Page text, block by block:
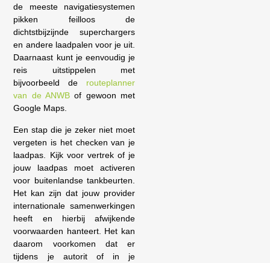
de meeste navigatiesystemen
pikken feilloos de
dichtstbijzijnde superchargers
en andere laadpalen voor je uit.
Daarnaast kunt je eenvoudig je
reis uitstippelen met
bijvoorbeeld de routeplanner
van de ANWB of gewoon met
Google Maps.
Een stap die je zeker niet moet
vergeten is het checken van je
laadpas. Kijk voor vertrek of je
jouw laadpas moet activeren
voor buitenlandse tankbeurten.
Het kan zijn dat jouw provider
internationale samenwerkingen
heeft en hierbij afwijkende
voorwaarden hanteert. Het kan
daarom voorkomen dat er
tijdens je autorit of in je